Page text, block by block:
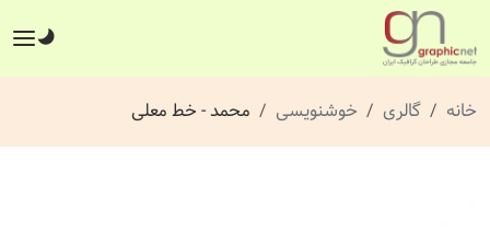
خانه گالری خوشنویسی محمد - خط معلی